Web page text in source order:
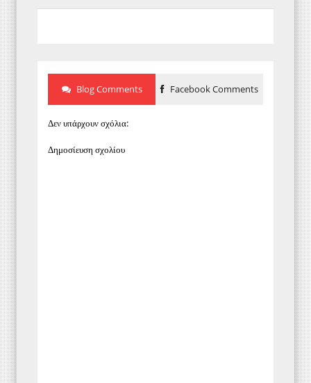
Blog Comments Facebook Comments
Δεν υπάρχουν σχόλια:
Δημοσίευση σχολίου